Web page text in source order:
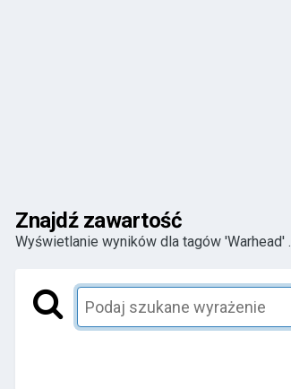
Znajdź zawartość
Wyświetlanie wyników dla tagów 'Warhead' .